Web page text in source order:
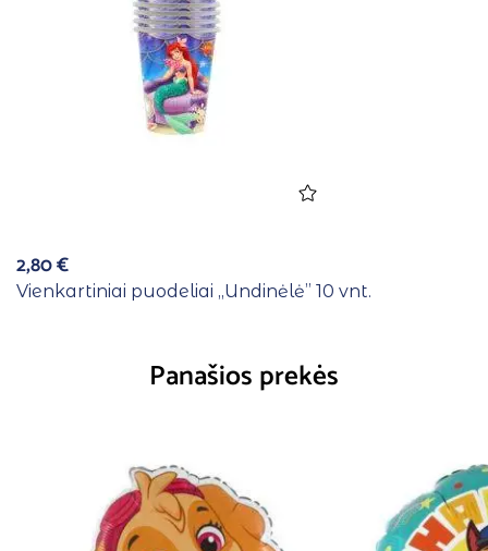
2,80€
Vienkartiniai puodeliai ,,Undinėlė” 10 vnt.
Panašios prekės